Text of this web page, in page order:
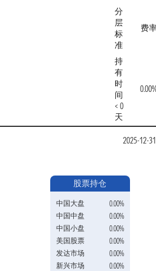
分
层
标
准
费
持
有
时
间
< 0
天
2025-12-31
股票持仓
中国大盘
0.00%
中国中盘
0.00%
中国小盘
0.00%
美国股票
0.00%
发达市场
0.00%
新兴市场
0.00%